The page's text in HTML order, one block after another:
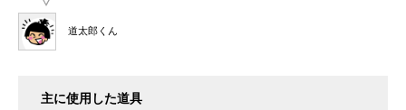
道太郎くん
主に使用した道具